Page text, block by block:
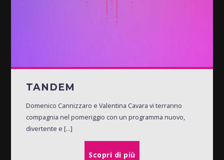
TANDEM
Domenico Cannizzaro e Valentina Cavara vi terranno
compagnia nel pomeriggio con un programma nuovo,
divertente e [...]
Scopri di più